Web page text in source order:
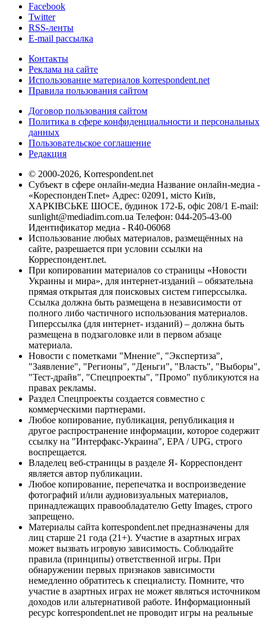
Facebook
Twitter
RSS-ленты
E-mail рассылка
Контакты
Реклама на сайте
Использование материалов korrespondent.net
Правила пользования сайтом
Договор пользования сайтом
Политика в сфере конфиденциальности и персональных
данных
Пользовательское соглашение
Редакция
© 2000-2026, Korrespondent.net
Субъект в сфере онлайн-медиа Название онлайн-медиа -
«КореспонденТ.net» Адрес: 02091, місто Київ,
ХАРКІВСЬКЕ ШОСЕ, будинок 172-Б, офіс 208/1 E-mail:
sunlight@mediadim.com.ua Телефон: 044-205-43-00
Идентификатор медиа - R40-06068
Использование любых материалов, размещённых на
сайте, разрешается при условии ссылки на
Корреспондент.net.
При копировании материалов со страницы «Новости
Украины и мира», для интернет-изданий – обязательна
прямая открытая для поисковых систем гиперссылка.
Ссылка должна быть размещена в независимости от
полного либо частичного использования материалов.
Гиперссылка (для интернет- изданий) – должна быть
размещена в подзаголовке или в первом абзаце
материала.
Новости с пометками "Мнение", "Экспертиза",
"Заявление", "Регионы", "Деньги", "Власть", "Выборы",
"Тест-драйв", "Спецпроекты", "Промо" публикуются на
правах рекламы.
Раздел Спецпроекты создается совместно с
коммерческими партнерами.
Любое копирование, публикация, републикация и
другое распространение информации, которое содержит
ссылку на "Интерфакс-Украина", EPA / UPG, строго
воспрещается.
Владелец веб-страницы в разделе Я- Корреспондент
является автор публикации.
Любое копирование, перепечатка и воспроизведение
фотографий и/или аудиовизуальных материалов,
принадлежащих правообладателю Getty Images, строго
запрещено.
Материалы сайта korrespondent.net предназначены для
лиц старше 21 года (21+). Участие в азартных играх
может вызвать игровую зависимость. Соблюдайте
правила (принципы) ответственной игры. При
обнаружении первых признаков зависимости
немедленно обратитесь к специалисту. Помните, что
участие в азартных играх не может являться источником
доходов или альтернативой работе. Информационный
ресурс korrespondent.net не проводит игры на реальные